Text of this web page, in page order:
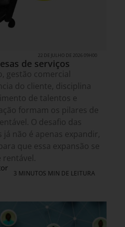
22 DE JULHO DE 2026 09H00
de serviços
gestão comercial
do cliente, disciplina
de talentos e
formam os pilares de
O desafio das
não é apenas expandir,
que essa expansão se
3 MINUTOS MIN DE LEITURA